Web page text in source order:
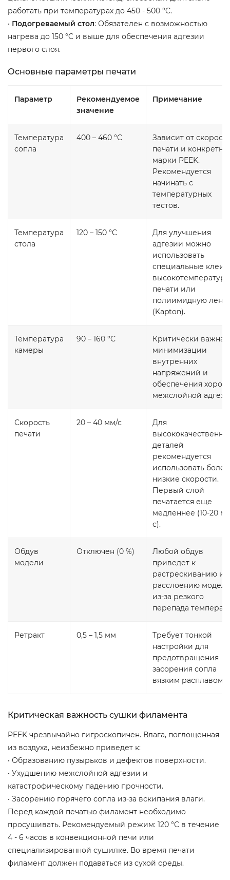
работать при температурах до 450 - 500 °C.
• Подогреваемый стол: Обязателен с возможностью
нагрева до 150 °C и выше для обеспечения адгезии
первого слоя.
Основные параметры печати
Параметр
Рекомендуемое
значение
Примечание
Температура
сопла
400 – 460 °C
Зависит от
печати и
марки PEEK.
Рекомендуется
начинать с
температурных
тестов.
Температура
стола
120 – 150 °C
Для улучшения
адгезии можно
использовать
специальные клеи
печати или
полиимидную ленту
(Kapton).
Температура
камеры
90 – 160 °C
Критически важна
минимизации
внутренних
напряжений и
обеспечения
межслойной
Скорость
печати
20 – 40 мм/с
Для
деталей
рекомендуется
использовать более
низкие скорости.
Первый слой
печатается еще
медленнее (10-20
с).
Обдув
модели
Отключен (0 %)
Любой обдув
приведет к
растрескиванию и
расслоению
из-за резкого
перепада
Ретракт 0,5 – 1,5 мм
Требует тонкой
настройки для
предотвращения
засорения сопла
вязким расплавом.
Критическая важность сушки филамента
PEEK чрезвычайно гигроскопичен. Влага, поглощенная
из воздуха, неизбежно приведет к:
• Образованию пузырьков и дефектов поверхности.
• Ухудшению межслойной адгезии и
катастрофическому падению прочности.
• Засорению горячего сопла из-за вскипания влаги.
Перед каждой печатью филамент необходимо
просушивать. Рекомендуемый режим: 120 °C в течение
4 - 6 часов в конвекционной печи или
специализированной сушилке. Во время печати
филамент должен подаваться из сухой среды.